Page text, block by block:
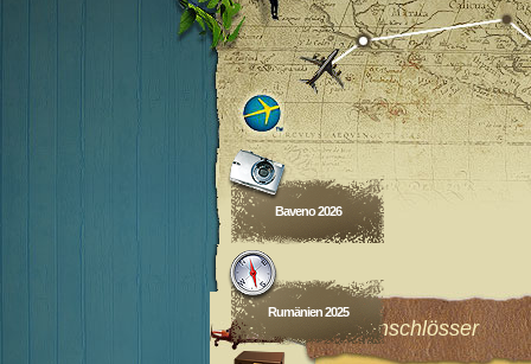
Baveno 2026
Rumänien 2025
Wüstenschlösser